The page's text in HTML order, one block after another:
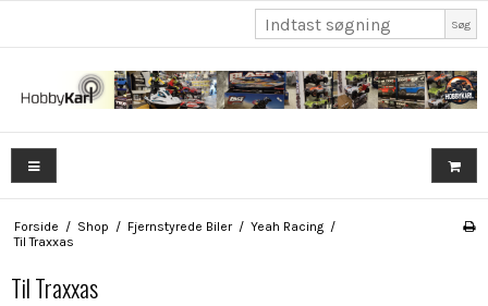
Søg
Forside / Shop / Fjernstyrede Biler / Yeah Racing /
Til Traxxas
Til Traxxas